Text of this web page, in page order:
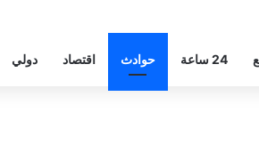
24 ساعة حوادث اقتصاد دولي